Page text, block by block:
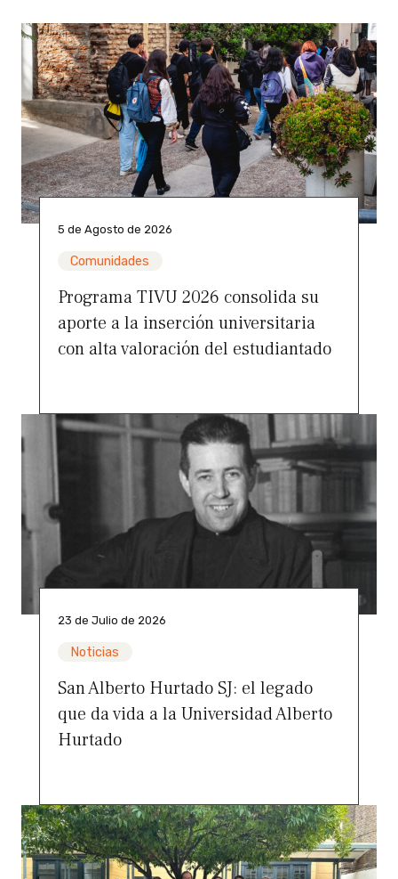
5 de Agosto de 2026
Comunidades
Programa TIVU 2026 consolida su
aporte a la inserción universitaria
con alta valoración del estudiantado
23 de Julio de 2026
Noticias
San Alberto Hurtado SJ: el legado
que da vida a la Universidad Alberto
Hurtado